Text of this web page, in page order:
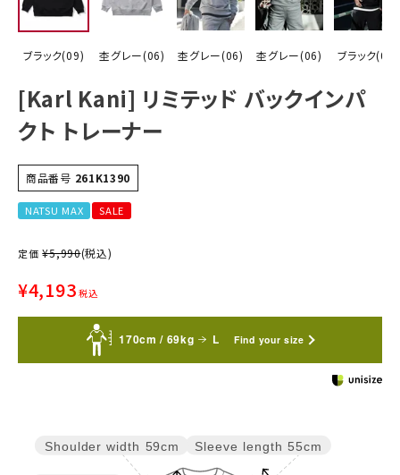
ブラック(09) 杢グレー(06) 杢グレー(06) 杢グレー(06) ブラック(09)
[Karl Kani] リミテッド バックインパ
クト トレーナー
商品番号 261K1390
NATSU MAX SALE
定価 ¥5,990(税込)
¥4,193 税込
170cm / 69kg L Find your size
Sleeve length 55cm
Shoulder width 59cm